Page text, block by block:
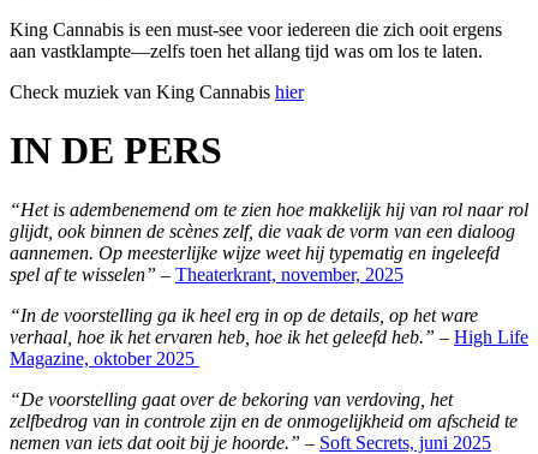
King Cannabis is een must-see voor iedereen die zich ooit ergens
aan vastklampte—zelfs toen het allang tijd was om los te laten.
Check muziek van King Cannabis hier
IN DE PERS
“Het is adembenemend om te zien hoe makkelijk hij van rol naar rol
glijdt, ook binnen de scènes zelf, die vaak de vorm van een dialoog
aannemen. Op meesterlijke wijze weet hij typematig en ingeleefd
spel af te wisselen” – Theaterkrant, november, 2025
“In de voorstelling ga ik heel erg in op de details, op het ware
verhaal, hoe ik het ervaren heb, hoe ik het geleefd heb.” – High Life
Magazine, oktober 2025
“De voorstelling gaat over de bekoring van verdoving, het
zelfbedrog van in controle zijn en de onmogelijkheid om afscheid te
nemen van iets dat ooit bij je hoorde.” – Soft Secrets, juni 2025